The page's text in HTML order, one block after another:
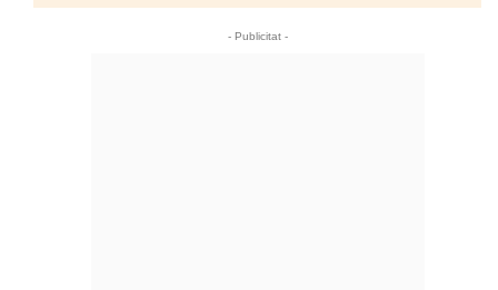
- Publicitat -